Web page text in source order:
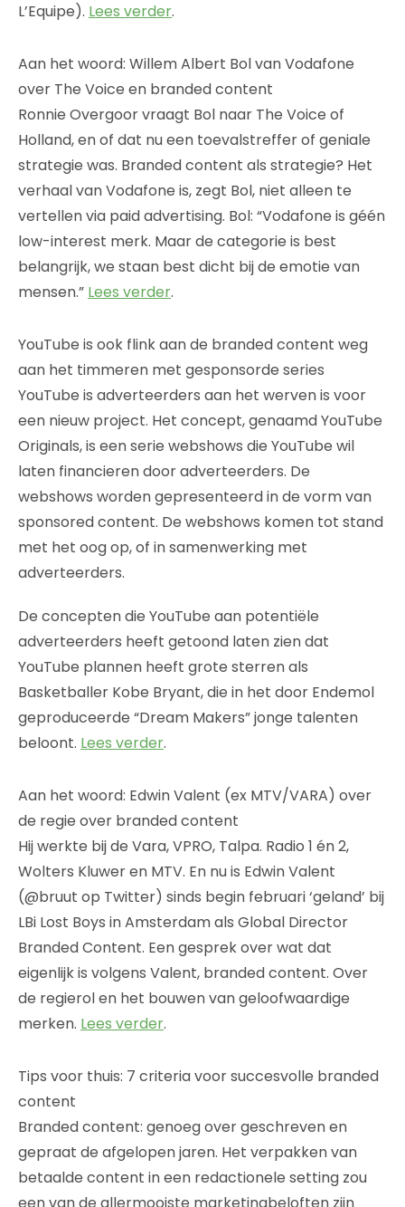
L’Equipe). Lees verder.
Aan het woord: Willem Albert Bol van Vodafone
over The Voice en branded content
Ronnie Overgoor vraagt Bol naar The Voice of
Holland, en of dat nu een toevalstreffer of geniale
strategie was. Branded content als strategie? Het
verhaal van Vodafone is, zegt Bol, niet alleen te
vertellen via paid advertising. Bol: “Vodafone is géén
low-interest merk. Maar de categorie is best
belangrijk, we staan best dicht bij de emotie van
mensen.” Lees verder.
YouTube is ook flink aan de branded content weg
aan het timmeren met gesponsorde series
YouTube is adverteerders aan het werven is voor
een nieuw project. Het concept, genaamd YouTube
Originals, is een serie webshows die YouTube wil
laten financieren door adverteerders. De
webshows worden gepresenteerd in de vorm van
sponsored content. De webshows komen tot stand
met het oog op, of in samenwerking met
adverteerders.
De concepten die YouTube aan potentiële
adverteerders heeft getoond laten zien dat
YouTube plannen heeft grote sterren als
Basketballer Kobe Bryant, die in het door Endemol
geproduceerde “Dream Makers” jonge talenten
beloont. Lees verder.
Aan het woord: Edwin Valent (ex MTV/VARA) over
de regie over branded content
Hij werkte bij de Vara, VPRO, Talpa. Radio 1 én 2,
Wolters Kluwer en MTV. En nu is Edwin Valent
(@bruut op Twitter) sinds begin februari ‘geland’ bij
LBi Lost Boys in Amsterdam als Global Director
Branded Content. Een gesprek over wat dat
eigenlijk is volgens Valent, branded content. Over
de regierol en het bouwen van geloofwaardige
merken. Lees verder.
Tips voor thuis: 7 criteria voor succesvolle branded
content
Branded content: genoeg over geschreven en
gepraat de afgelopen jaren. Het verpakken van
betaalde content in een redactionele setting zou